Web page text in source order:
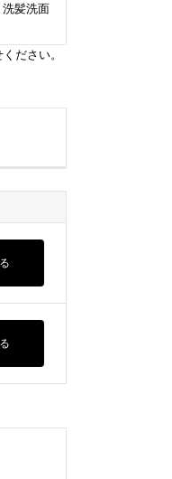
髪洗面
ださい。